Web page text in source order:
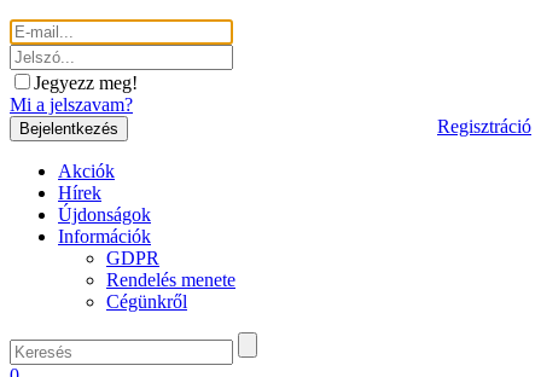
Jegyezz meg!
Mi a jelszavam?
Regisztráció
Akciók
Hírek
Újdonságok
Információk
GDPR
Rendelés menete
Cégünkről